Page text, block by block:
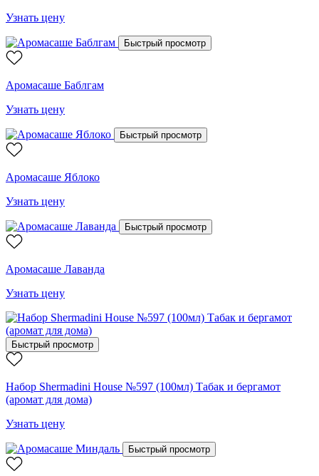
Узнать цену
Быстрый просмотр
Аромасаше Баблгам
Узнать цену
Быстрый просмотр
Аромасаше Яблоко
Узнать цену
Быстрый просмотр
Аромасаше Лаванда
Узнать цену
Быстрый просмотр
Набор Shermadini House №597 (100мл) Табак и бергамот
(аромат для дома)
Узнать цену
Быстрый просмотр